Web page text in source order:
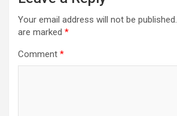
Your email address will not be published.
are marked *
Comment *